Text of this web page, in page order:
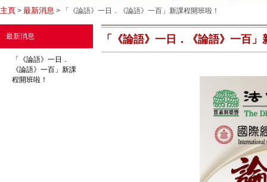
主頁 > 最新消息 > 「《論語》一日．《論語》一百」新課程開班啦！
最新消息
「《論語》一日．
《論語》一百」新課
程開班啦！
「《論語》一日．《論語》一百